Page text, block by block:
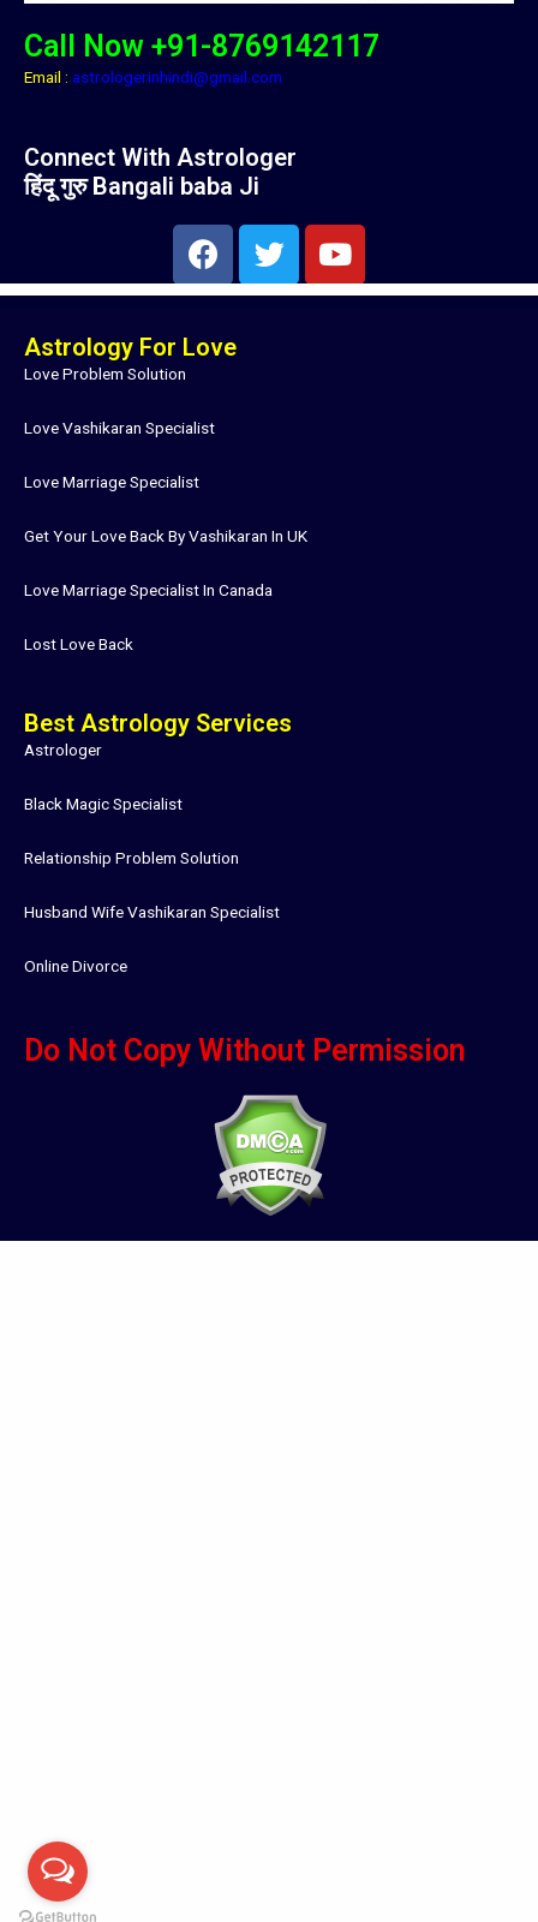
Call Now +91-8769142117
Email : astrologerinhindi@gmail.com
Connect With Astrologer
हिंदू गुरु Bangali baba Ji
Astrology For Love
Love Problem Solution
Love Vashikaran Specialist
Love Marriage Specialist
Get Your Love Back By Vashikaran In UK
Love Marriage Specialist In Canada
Lost Love Back
Best Astrology Services
Astrologer
Black Magic Specialist
Relationship Problem Solution
Husband Wife Vashikaran Specialist
Online Divorce
Do Not Copy Without Permission